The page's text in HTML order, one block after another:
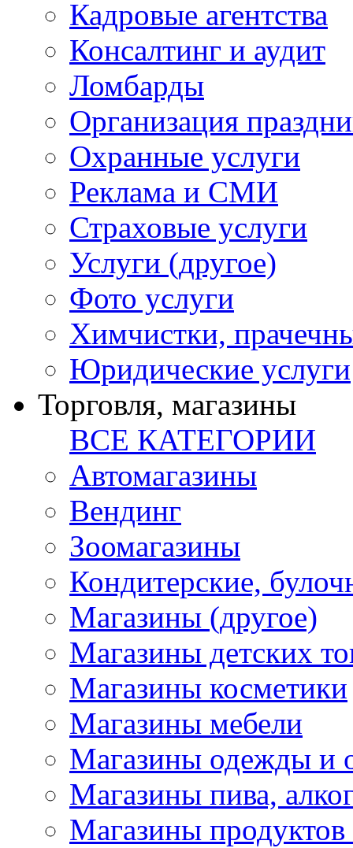
Кадровые агентства
Консалтинг и аудит
Ломбарды
Организация
Охранные услуги
Реклама и СМИ
Страховые услуги
Услуги (другое)
Фото услуги
Химчистки,
Юридические услуги
Торговля, магазины
ВСЕ КАТЕГОРИИ
Автомагазины
Вендинг
Зоомагазины
Кондитерские,
Магазины (другое)
Магазины детских
Магазины косметики
Магазины мебели
Магазины одежды и
Магазины пива,
Магазины продуктов